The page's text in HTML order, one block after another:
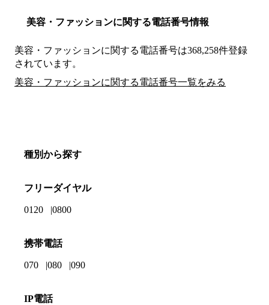
美容・ファッションに関する電話番号情報
美容・ファッションに関する電話番号は368,258件登録
されています。
美容・ファッションに関する電話番号一覧をみる
種別から探す
フリーダイヤル
0120 0800
携帯電話
070 080 090
IP電話